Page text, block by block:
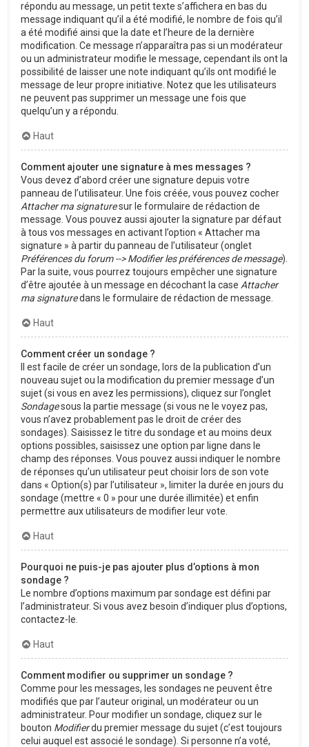
répondu au message, un petit texte s’affichera en bas du
message indiquant qu’il a été modifié, le nombre de fois qu’il
a été modifié ainsi que la date et l’heure de la dernière
modification. Ce message n’apparaîtra pas si un modérateur
ou un administrateur modifie le message, cependant ils ont la
possibilité de laisser une note indiquant qu’ils ont modifié le
message de leur propre initiative. Notez que les utilisateurs
ne peuvent pas supprimer un message une fois que
quelqu’un y a répondu.
Haut
Comment ajouter une signature à mes messages ?
Vous devez d’abord créer une signature depuis votre
panneau de l’utilisateur. Une fois créée, vous pouvez cocher
Attacher ma signaturesur le formulaire de rédaction de
message. Vous pouvez aussi ajouter la signature par défaut
à tous vos messages en activant l’option « Attacher ma
signature » à partir du panneau de l’utilisateur (onglet
Préférences du forum --> Modifier les préférences de message).
Par la suite, vous pourrez toujours empêcher une signature
d’être ajoutée à un message en décochant la case Attacher
ma signaturedans le formulaire de rédaction de message.
Haut
Comment créer un sondage ?
Il est facile de créer un sondage, lors de la publication d’un
nouveau sujet ou la modification du premier message d’un
sujet (si vous en avez les permissions), cliquez sur l’onglet
Sondagesous la partie message (si vous ne le voyez pas,
vous n’avez probablement pas le droit de créer des
sondages). Saisissez le titre du sondage et au moins deux
options possibles, saisissez une option par ligne dans le
champ des réponses. Vous pouvez aussi indiquer le nombre
de réponses qu’un utilisateur peut choisir lors de son vote
dans « Option(s) par l’utilisateur », limiter la durée en jours du
sondage (mettre « 0 » pour une durée illimitée) et enfin
permettre aux utilisateurs de modifier leur vote.
Haut
Pourquoi ne puis-je pas ajouter plus d’options à mon
sondage ?
Le nombre d’options maximum par sondage est défini par
l’administrateur. Si vous avez besoin d’indiquer plus d’options,
contactez-le.
Haut
Comment modifier ou supprimer un sondage ?
Comme pour les messages, les sondages ne peuvent être
modifiés que par l’auteur original, un modérateur ou un
administrateur. Pour modifier un sondage, cliquez sur le
bouton Modifierdu premier message du sujet (c’est toujours
celui auquel est associé le sondage). Si personne n’a voté,